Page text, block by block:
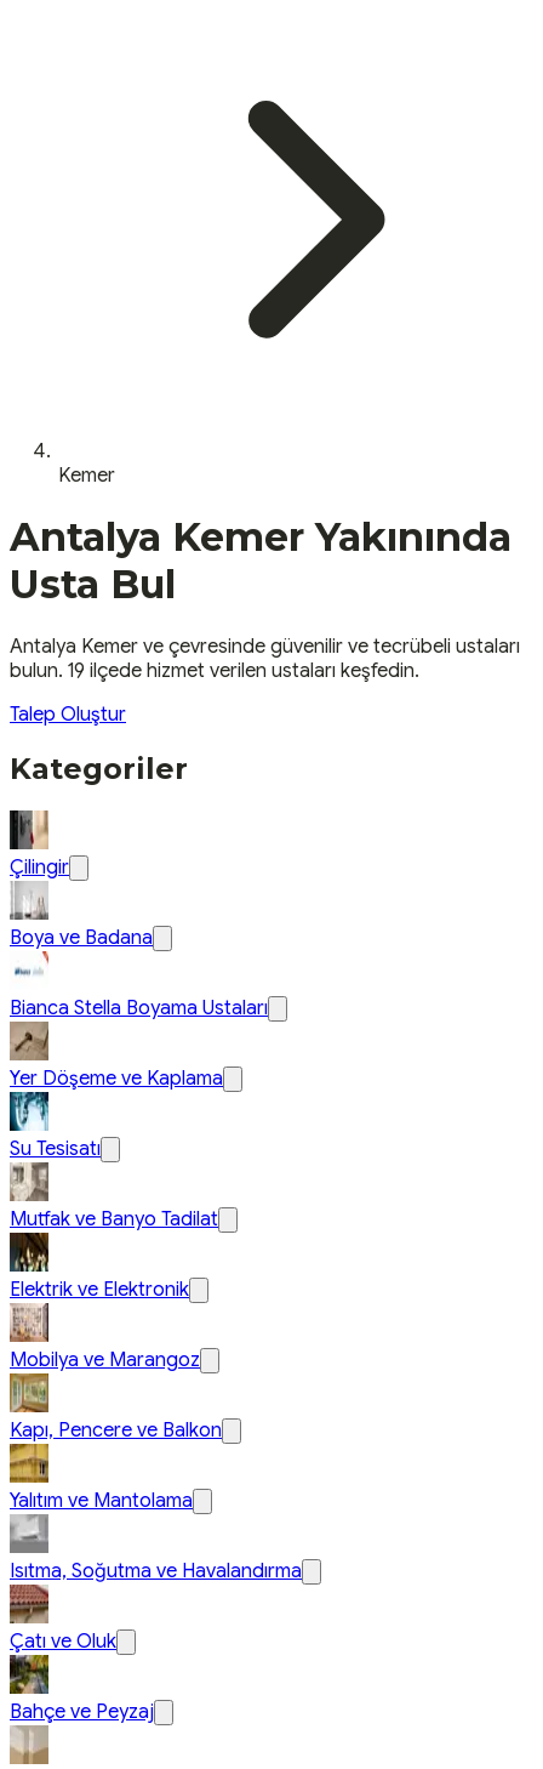
Kemer
Antalya Kemer Yakınında
Usta Bul
Antalya Kemer ve çevresinde güvenilir ve tecrübeli ustaları
bulun. 19 ilçede hizmet verilen ustaları keşfedin.
Talep Oluştur
Kategoriler
Çilingir
Boya ve Badana
Bianca Stella Boyama Ustaları
Yer Döşeme ve Kaplama
Su Tesisatı
Mutfak ve Banyo Tadilat
Elektrik ve Elektronik
Mobilya ve Marangoz
Kapı, Pencere ve Balkon
Yalıtım ve Mantolama
Isıtma, Soğutma ve Havalandırma
Çatı ve Oluk
Bahçe ve Peyzaj